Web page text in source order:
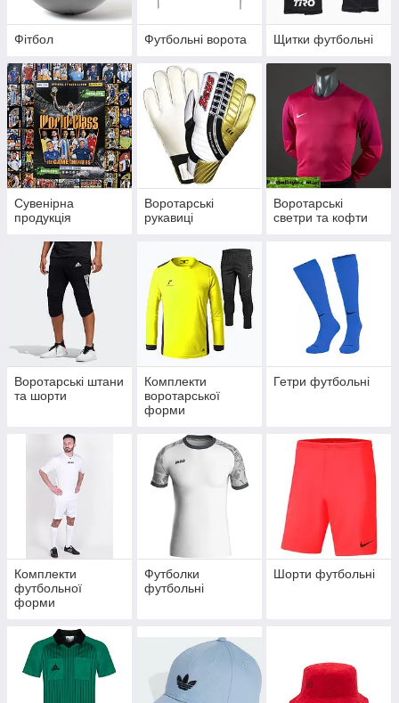
Фітбол Футбольні ворота Щитки футбольні
Сувенірна
продукція
Воротарські
рукавиці
Воротарські
светри та кофти
Воротарські штани
та шорти
Комплекти
воротарської
форми
Гетри футбольні
Комплекти
футбольної
форми
Футболки
футбольні
Шорти футбольні